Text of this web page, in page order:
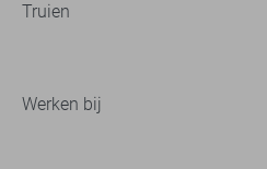
Truien
Werken bij